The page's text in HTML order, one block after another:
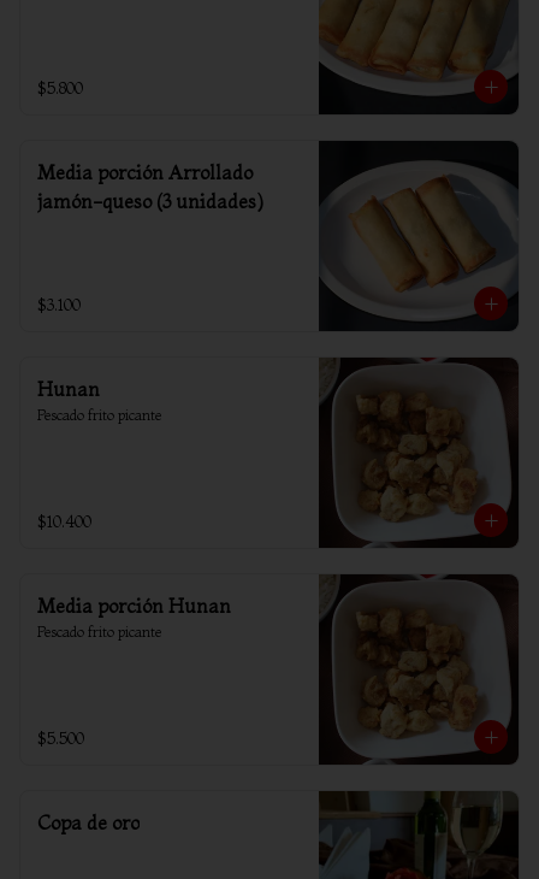
$5.800
Media porción Arrollado
jamón-queso (3 unidades)
$3.100
Hunan
Pescado frito picante
$10.400
Media porción Hunan
Pescado frito picante
$5.500
Copa de oro